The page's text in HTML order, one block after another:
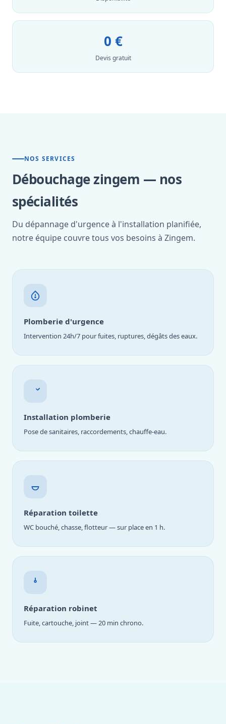
0 €
Devis gratuit
NOS SERVICES
Débouchage zingem — nos
spécialités
Du dépannage d'urgence à l'installation planifiée,
notre équipe couvre tous vos besoins à Zingem.
Plomberie d'urgence
Intervention 24h/7 pour fuites, ruptures, dégâts des eaux.
Installation plomberie
Pose de sanitaires, raccordements, chauffe-eau.
Réparation toilette
WC bouché, chasse, flotteur — sur place en 1 h.
Réparation robinet
Fuite, cartouche, joint — 20 min chrono.